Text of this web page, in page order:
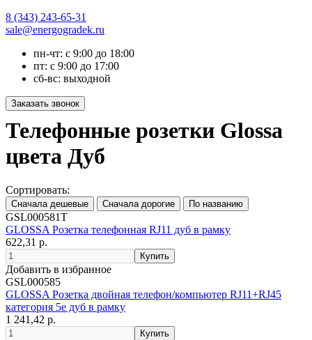
8 (343) 243-65-31
sale@energogradek.ru
пн-чт: с 9:00 до 18:00
пт: с 9:00 до 17:00
сб-вс: выходной
Телефонные розетки Glossa
цвета Дуб
Сортировать:
GSL000581T
GLOSSA Розетка телефонная RJ11 дуб в рамку
622,31 р.
Добавить в избранное
GSL000585
GLOSSA Розетка двойная телефон/компьютер RJ11+RJ45
категория 5е дуб в рамку
1 241,42 р.